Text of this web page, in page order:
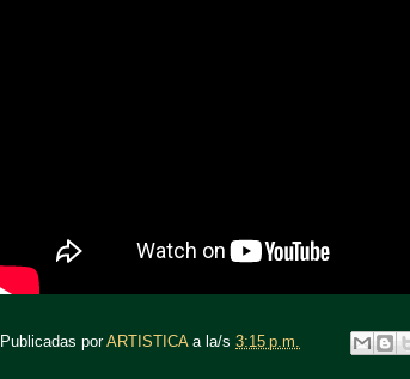
Publicadas porARTISTICA a la/s 3:15 p.m.